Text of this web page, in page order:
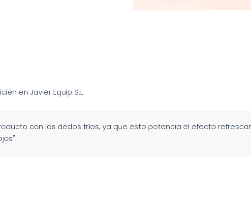
en Javier Equip S.L.
con los dedos fríos, ya que esto potencia el efecto